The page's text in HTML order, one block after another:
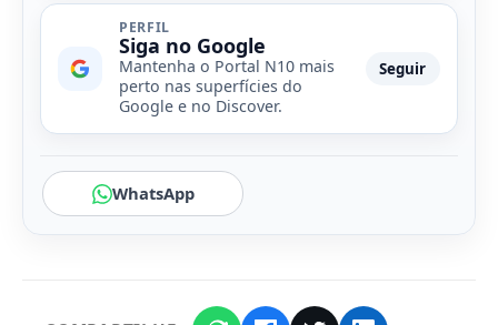
PERFIL
Siga no Google
Mantenha o Portal N10 mais
perto nas superfícies do
Google e no Discover.
Seguir
WhatsApp